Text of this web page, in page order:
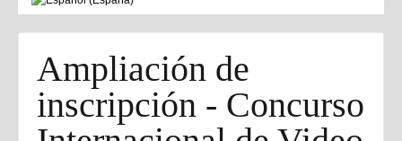
Ampliación de
inscripción - Concurso